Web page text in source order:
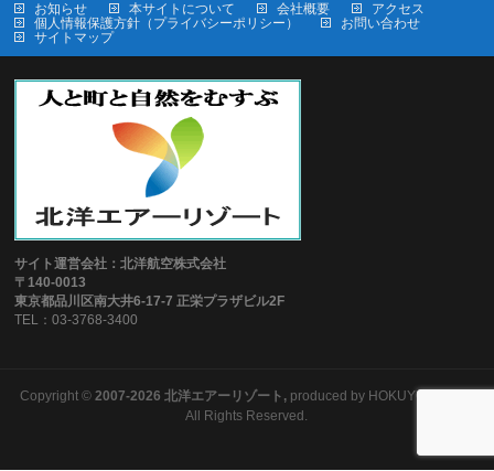
お知らせ 本サイトについて 会社概要
アクセス
個人情報保護方針（プライバシーポリシー）
お問い合わせ
サイトマップ
サイト運営会社：北洋航空株式会社
〒140-0013
東京都品川区南大井6-17-7 正栄プラザビル2F
TEL：03-3768-3400
Copyright © 2007-2026 北洋エアーリゾート,produced by HOKUYO AIR Inc.
All Rights Reserved.